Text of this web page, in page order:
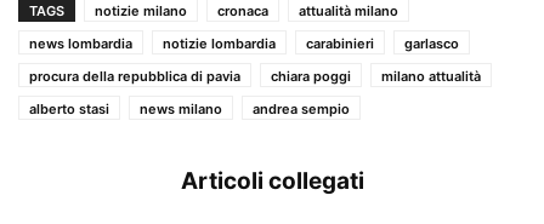
TAGS notizie milano cronaca
attualità milano
news lombardia
notizie lombardia carabinieri
garlasco
procura della repubblica di pavia
chiara poggi
milano attualità
alberto stasi
news milano andrea sempio
Articoli collegati